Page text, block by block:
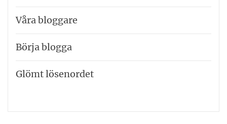
Våra bloggare
Börja blogga
Glömt lösenordet